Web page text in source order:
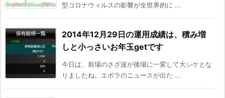
型コロナウィルスの影響が全世界的に ...
2014年12月29日の運用成績は、積み増
しと小っさいお年玉getです
今日は、前場のさざ波が後場に一変して大シケとな
りましたね。エボラのニュースが出た ...